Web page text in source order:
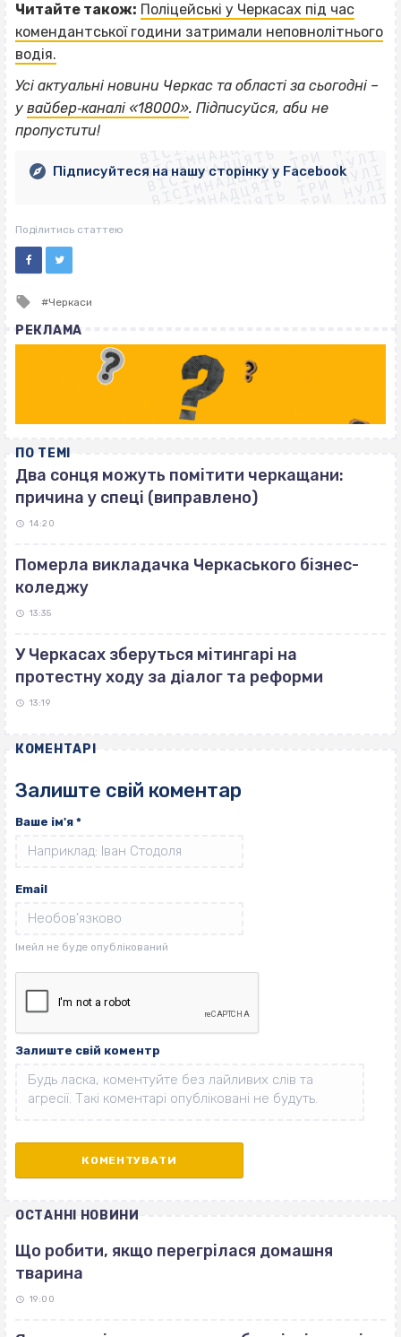
Читайте також: Поліцейські у Черкасах під час
комендантської години затримали неповнолітнього
водія.
Усі актуальні новини Черкас та області за сьогодні –
у вайбер‐каналі «18000». Підписуйся, аби не
пропустити!
ВІСІМНАДЦЯТЬ ТРИ НУЛІ
ВІСІМНАДЦЯТЬ ТРИ НУЛІ
ВІСІМНАДЦЯТЬ ТРИ НУЛІ
ВІСІМНАДЦЯТЬ ТРИ НУЛІ
ВІСІМНАДЦЯТЬ ТРИ НУЛІ
ВІСІМНАДЦЯТЬ ТРИ НУЛІ
ВІСІМНАДЦЯТЬ ТРИ НУЛІ
ВІСІМНАДЦЯТЬ ТРИ НУЛІ
Підписуйтеся на нашу сторінку у Facebook
Поділитись статтею
Tagged
Черкаси
РЕКЛАМА
ПО ТЕМІ
Два сонця можуть помітити черкащани:
причина у спеці (виправлено)
14:20
Померла викладачка Черкаського бізнес-
коледжу
13:35
У Черкасах зберуться мітингарі на
протестну ходу за діалог та реформи
13:19
КОМЕНТАРІ
Залиште свій коментар
Ваше ім'я *
Email
Залиште свій коментр
ОСТАННІ НОВИНИ
Що робити, якщо перегрілася домашня
тварина
19:00